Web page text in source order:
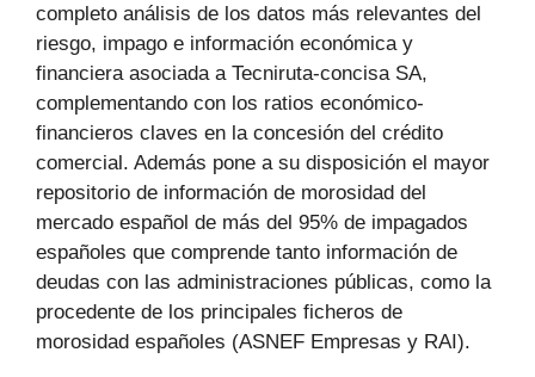
completo análisis de los datos más relevantes del
riesgo, impago e información económica y
financiera asociada a Tecniruta-concisa SA,
complementando con los ratios económico-
financieros claves en la concesión del crédito
comercial. Además pone a su disposición el mayor
repositorio de información de morosidad del
mercado español de más del 95% de impagados
españoles que comprende tanto información de
deudas con las administraciones públicas, como la
procedente de los principales ficheros de
morosidad españoles (ASNEF Empresas y RAI).